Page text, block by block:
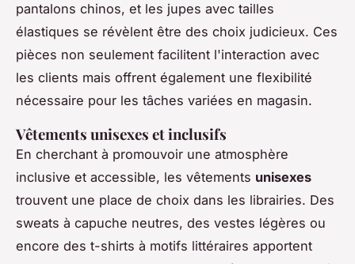
pantalons chinos, et les jupes avec tailles
élastiques se révèlent être des choix judicieux. Ces
pièces non seulement facilitent l'interaction avec
les clients mais offrent également une flexibilité
nécessaire pour les tâches variées en magasin.
Vêtements unisexes et inclusifs
En cherchant à promouvoir une atmosphère
inclusive et accessible, les vêtements unisexes
trouvent une place de choix dans les librairies. Des
sweats à capuche neutres, des vestes légères ou
encore des t-shirts à motifs littéraires apportent